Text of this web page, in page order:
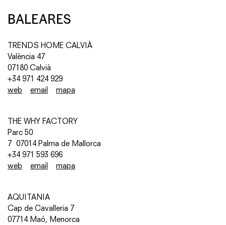
BALEARES
TRENDS HOME CALVIÀ
València 47
07180 Calvià
+34 971 424 929
web
email mapa
THE WHY FACTORY
Parc 50
7 07014 Palma de Mallorca
+34 971 593 696
web
email mapa
AQUITANIA
Cap de Cavalleria 7
07714 Maó, Menorca